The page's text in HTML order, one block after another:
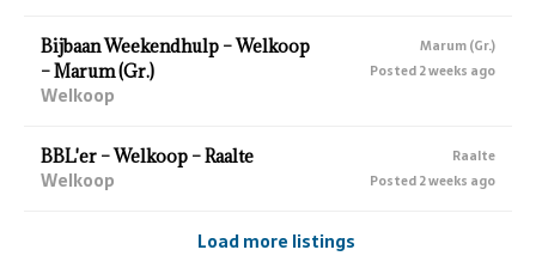
Bijbaan Weekendhulp – Welkoop
– Marum (Gr.)
Welkoop
Marum (Gr.)
Posted 2 weeks ago
BBL'er – Welkoop – Raalte
Welkoop
Raalte
Posted 2 weeks ago
Load more listings